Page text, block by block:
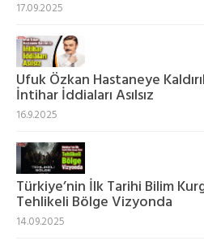
17.09.2025
Ufuk Özkan Hastaneye
İntihar İddiaları Asılsız
16.9.2025
Türkiye’nin İlk Tarihi Bilim
Tehlikeli Bölge Vizyonda
14.09.2025